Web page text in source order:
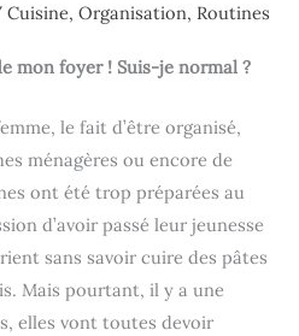
Cuisine,Organisation, Routines
mon foyer ! Suis-je normal ?
le fait d’être organisé,
ménagères ou encore de
ont été trop préparées au
d’avoir passé leur jeunesse
sans savoir cuire des pâtes
Mais pourtant, il y a une
elles vont toutes devoir